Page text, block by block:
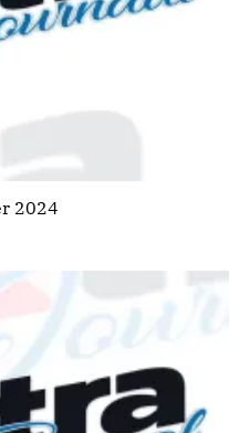
2024